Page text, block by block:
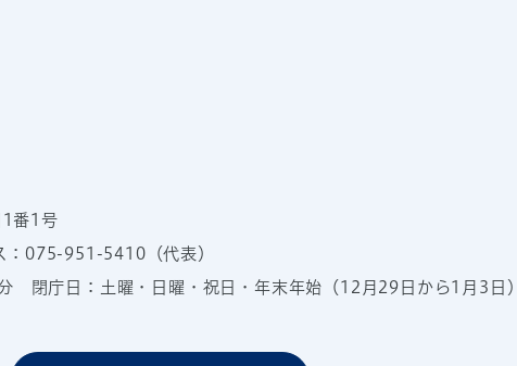
1番1号
：075-951-5410（代表）
分 閉庁日：土曜・日曜・祝日・年末年始（12月29日から1月3日）